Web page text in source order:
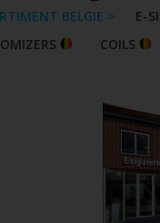
BELGIE > E-
COILS